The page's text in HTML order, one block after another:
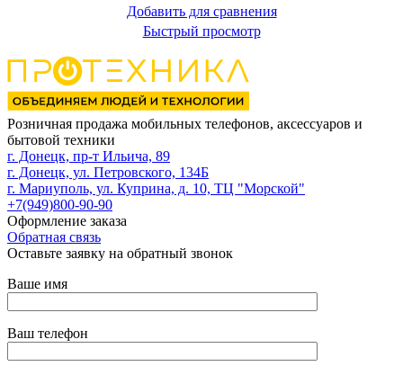
Добавить для сравнения
Быстрый просмотр
Розничная продажа мобильных телефонов, аксессуаров и
бытовой техники
г. Донецк, пр-т Ильича, 89
г. Донецк, ул. Петровского, 134Б
г. Мариуполь, ул. Куприна, д. 10, ТЦ "Морской"
+7(949)800-90-90
Оформление заказа
Обратная связь
Оставьте заявку на обратный звонок
Ваше имя
Ваш телефон